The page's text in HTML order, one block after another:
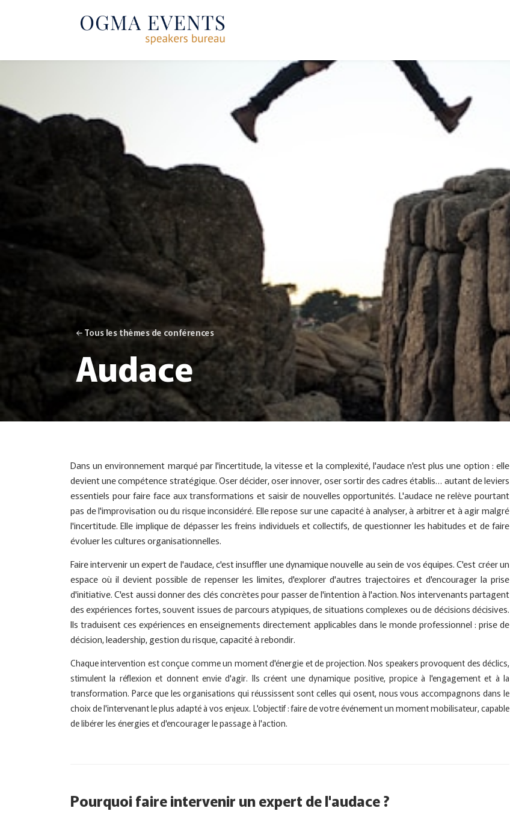
← Tous les thèmes de conférences
Audace
Dans un environnement marqué par l'incertitude, la vitesse et la complexité, l'audace n'est plus une option : elle
devient une compétence stratégique. Oser décider, oser innover, oser sortir des cadres établis… autant de leviers
essentiels pour faire face aux transformations et saisir de nouvelles opportunités. L'audace ne relève pourtant
pas de l'improvisation ou du risque inconsidéré. Elle repose sur une capacité à analyser, à arbitrer et à agir malgré
l'incertitude. Elle implique de dépasser les freins individuels et collectifs, de questionner les habitudes et de faire
évoluer les cultures organisationnelles.
Faire intervenir un expert de l'audace, c'est insuffler une dynamique nouvelle au sein de vos équipes. C'est créer un
espace où il devient possible de repenser les limites, d'explorer d'autres trajectoires et d'encourager la prise
d'initiative. C'est aussi donner des clés concrètes pour passer de l'intention à l'action. Nos intervenants partagent
des expériences fortes, souvent issues de parcours atypiques, de situations complexes ou de décisions décisives.
Ils traduisent ces expériences en enseignements directement applicables dans le monde professionnel : prise de
décision, leadership, gestion du risque, capacité à rebondir.
Chaque intervention est conçue comme un moment d'énergie et de projection. Nos speakers provoquent des déclics,
stimulent la réflexion et donnent envie d'agir. Ils créent une dynamique positive, propice à l'engagement et à la
transformation. Parce que les organisations qui réussissent sont celles qui osent, nous vous accompagnons dans le
choix de l'intervenant le plus adapté à vos enjeux. L'objectif : faire de votre événement un moment mobilisateur, capable
de libérer les énergies et d'encourager le passage à l'action.
Pourquoi faire intervenir un expert de l'audace ?